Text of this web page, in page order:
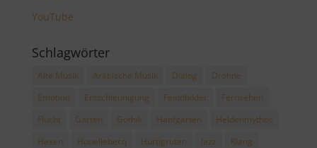
YouTube
Schlagwörter
Alte Musik Arabische Musik Dialog
Drohne
Emotion
Entschleunigung Feindbilder
Fernsehen
Flucht
Garten Gothik Hanfgarten
Heldenmythos
Hexen
Houellebecq Hurtigruten Jazz
Klang